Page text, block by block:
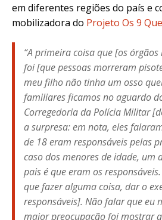
em diferentes regiões do país e
mobilizadora do Projeto Os 9
“A primeira coisa que [os
foi [que pessoas morreram
meu filho não tinha um osso
familiares ficamos no aguardo
Corregedoria da Polícia Militar
a surpresa: em nota, eles
de 18 eram responsáveis pelas
caso dos menores de idade, um
pais é que eram os
que fazer alguma coisa, dar o
responsáveis]. Não falar que eu
maior preocupação foi mostrar